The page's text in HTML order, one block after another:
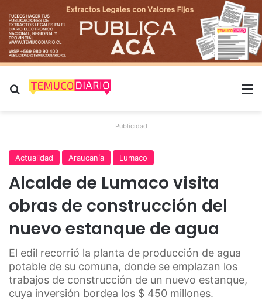
Buscar por
Publicidad
Actualidad Araucanía Lumaco
Alcalde de Lumaco visita
obras de construcción del
nuevo estanque de agua
El edil recorrió la planta de producción de agua
potable de su comuna, donde se emplazan los
trabajos de construcción de un nuevo estanque,
cuya inversión bordea los $ 450 millones.